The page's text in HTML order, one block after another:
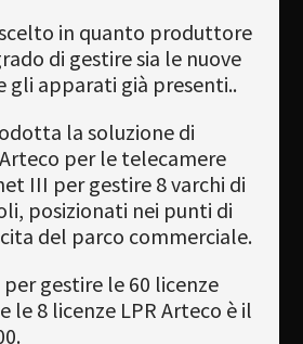
in quanto produttore
di gestire sia le nuove
gli apparati già presenti..
la soluzione di
per le telecamere
III per gestire 8 varchi di
posizionati nei punti di
del parco commerciale.
gestire le 60 licenze
le 8 licenze LPR Arteco è il